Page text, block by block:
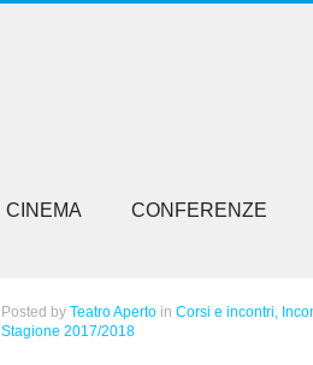
CINEMA CONFERENZE
Posted by Teatro Aperto in Corsi e incontri,
Stagione 2017/2018